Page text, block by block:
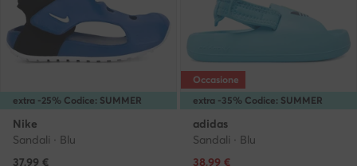
extra -25% Codice: SUMMER
Nike
Sandali · Blu
37,99 €
extra -35% Codice: SUMMER
Occasione
adidas
Sandali · Blu
Prezzo attuale
38,99 €